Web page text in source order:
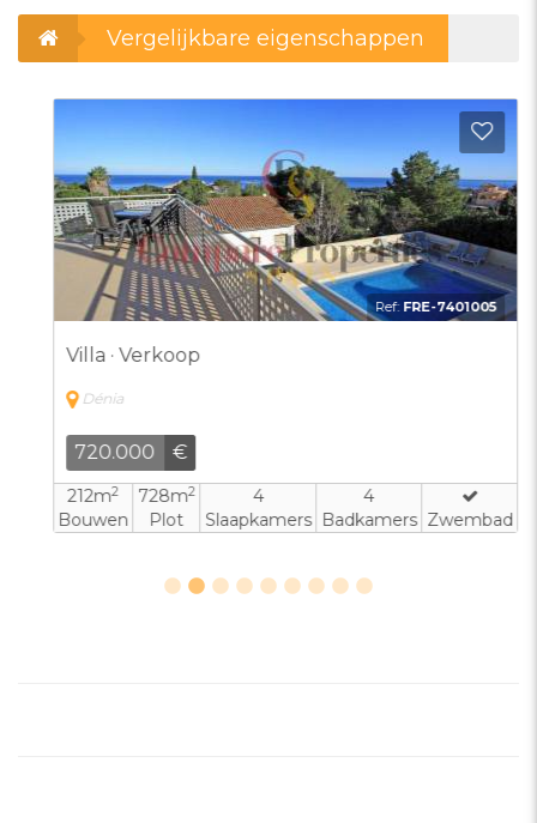
Vergelijkbare eigenschappen
aan favorieten
Ref:FRE-7401005
Villa · Verkoop
Dénia
720.000
212m2
Bouwen
728m2
Plot
Slaapkamers Badkamers Zwembad